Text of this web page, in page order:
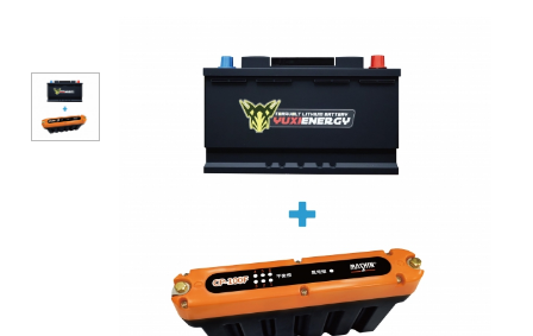
池